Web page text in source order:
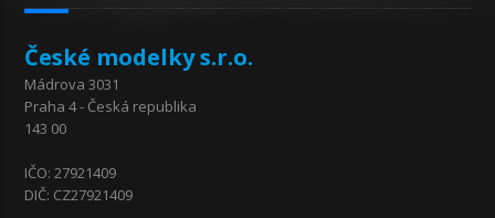
České modelky s.r.o.
Mádrova 3031
Praha 4 - Česká republika
143 00
IČO: 27921409
DIČ: CZ27921409